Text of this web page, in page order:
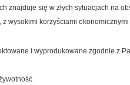
znajduje się w złych sytuacjach na
wysokimi korzyściami ekonomicznymi
i wyprodukowane zgodnie z